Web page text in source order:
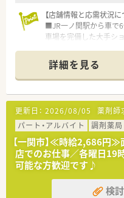
【店舗情報と応需状況に
■JR一ノ関駅から車で
車場を完備した大手シ
しており、毎月約800
す。
■面分業がメインのた
く、幅広い処方知識を
【法人特徴について】
■国内の小売業界で圧
しており、非常に安定
す。
■ショッピングモール
ら健康をトータルサポ
■地域社会のニーズを
て、薬剤師が中心とな
詳細を見る
更新日： 2026/08/05 薬剤師
パート・アルバイト
調剤薬局
【一関市】≪時給2,686円≫
店でのお仕事／各曜日19
可能な方歓迎です♪
検